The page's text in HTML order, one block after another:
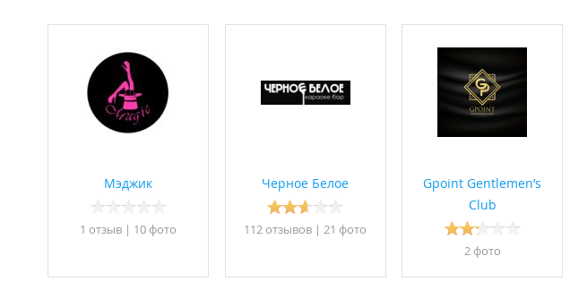
Мэджик
1 отзыв | 10 фото
Черное Белое
112 отзывов | 21 фото
Gpoint Gentlemen’s
Club
2 фото